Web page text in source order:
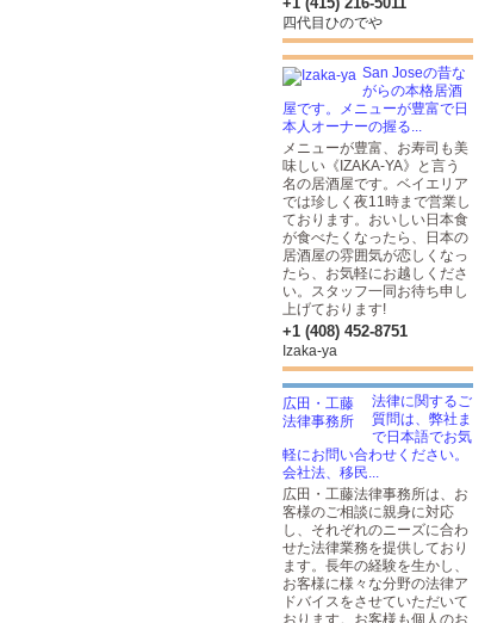
四代目ひのでや
San Joseの昔な
がらの本格居酒
屋です。メニューが豊富で日
本人オーナーの握る...
メニューが豊富、お寿司も美
味しい《IZAKA-YA》と言う
名の居酒屋です。ベイエリア
では珍しく夜11時まで営業し
ております。おいしい日本食
が食べたくなったら、日本の
居酒屋の雰囲気が恋しくなっ
たら、お気軽にお越しくださ
い。スタッフ一同お待ち申し
上げております!
+1 (408) 452-8751
Izaka-ya
法律に関するご
質問は、弊社ま
で日本語でお気
軽にお問い合わせください。
会社法、移民...
広田・工藤法律事務所は、お
客様のご相談に親身に対応
し、それぞれのニーズに合わ
せた法律業務を提供しており
ます。長年の経験を生かし、
お客様に様々な分野の法律ア
ドバイスをさせていただいて
おります。お客様も個人のお